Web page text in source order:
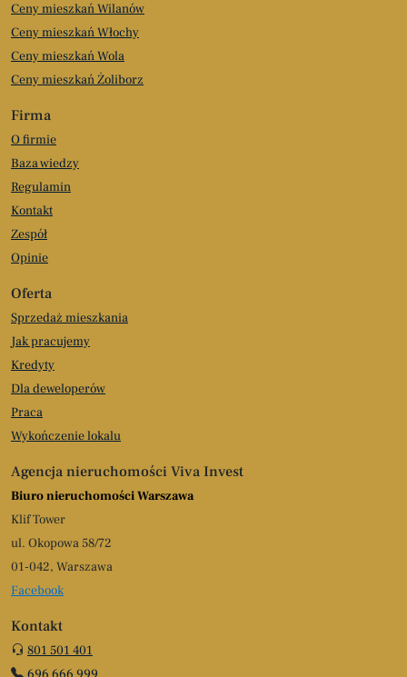
Ceny mieszkań Wilanów
Ceny mieszkań Włochy
Ceny mieszkań Wola
Ceny mieszkań Żoliborz
Firma
O firmie
Baza wiedzy
Regulamin
Kontakt
Zespół
Opinie
Oferta
Sprzedaż mieszkania
Jak pracujemy
Kredyty
Dla deweloperów
Praca
Wykończenie lokalu
Agencja nieruchomości Viva Invest
Biuro nieruchomości Warszawa
Klif Tower
ul. Okopowa 58/72
01-042, Warszawa
Facebook
Kontakt
801 501 401